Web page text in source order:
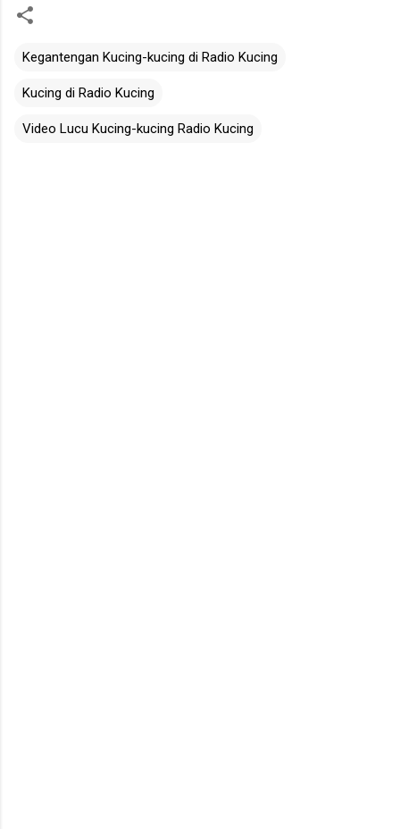
Kegantengan Kucing-kucing di Radio Kucing
Kucing di Radio Kucing
Video Lucu Kucing-kucing Radio Kucing